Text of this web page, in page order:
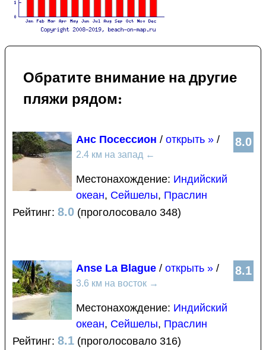
Обратите внимание на другие
пляжи рядом:
8.0
Анс Посессион / открыть » /
2.4 км на запад ←
Местонахождение: Индийский
океан, Сейшелы, Праслин
Рейтинг: 8.0 (проголосовало 348)
8.1
Anse La Blague / открыть » /
3.6 км на восток →
Местонахождение: Индийский
океан, Сейшелы, Праслин
Рейтинг: 8.1 (проголосовало 316)